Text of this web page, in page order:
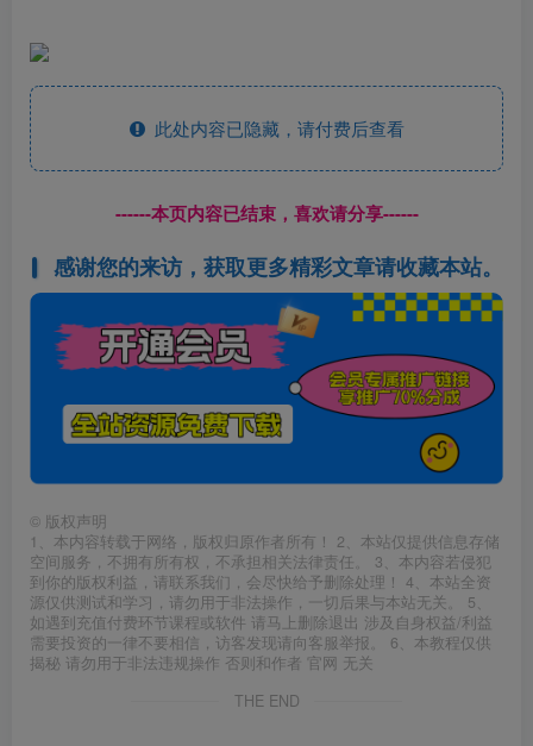
此处内容已隐藏，请付费后查看
------本页内容已结束，喜欢请分享------
感谢您的来访，获取更多精彩文章请收藏本站。
© 版权声明
1、本内容转载于网络，版权归原作者所有！ 2、本站仅提供信息存储
空间服务，不拥有所有权，不承担相关法律责任。 3、本内容若侵犯
到你的版权利益，请联系我们，会尽快给予删除处理！ 4、本站全资
源仅供测试和学习，请勿用于非法操作，一切后果与本站无关。 5、
如遇到充值付费环节课程或软件 请马上删除退出 涉及自身权益/利益
需要投资的一律不要相信，访客发现请向客服举报。 6、本教程仅供
揭秘 请勿用于非法违规操作 否则和作者 官网 无关
THE END